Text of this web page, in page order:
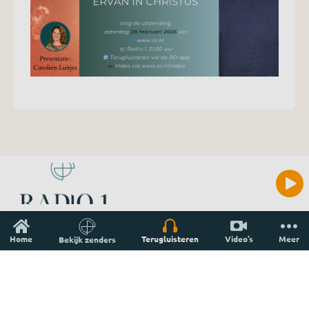
Home Bekijk zenders Terugluisteren Video’s Meer